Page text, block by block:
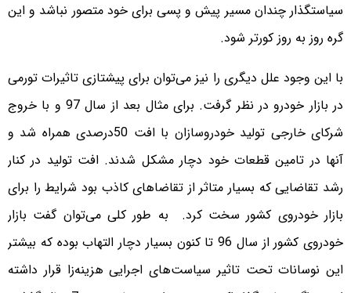
سیاستگذار چندان مسیر پیش و پسی برای خود متصور نباشد و این
گره روز به روز کورتر شود.
با این وجود علل دیگری را نیز می‌توان برای پیشتازی تاثیرات تورمی
در بازار خودرو در نظر گرفت. برای مثال بعد از سال 97 و با خروج
شرکای خارجی تولید خودروسازان با افت 50درصدی همراه شد و
آنها در تامین قطعات خود دچار مشکل شدند. افت تولید در کنار
رشد تقاضایی که بسیار متاثر از تقاضاهای کاذب بود شرایط را برای
بازار خودروی کشور سخت کرد. به طور کلی می‌توان گفت بازار
خودروی کشور از سال 96 تا کنون بسیار دچار التهاب بوده که بیشتر
این نوسانات تحت تاثیر سیاست‌های اجرایی هزینه‌زا قرار داشته